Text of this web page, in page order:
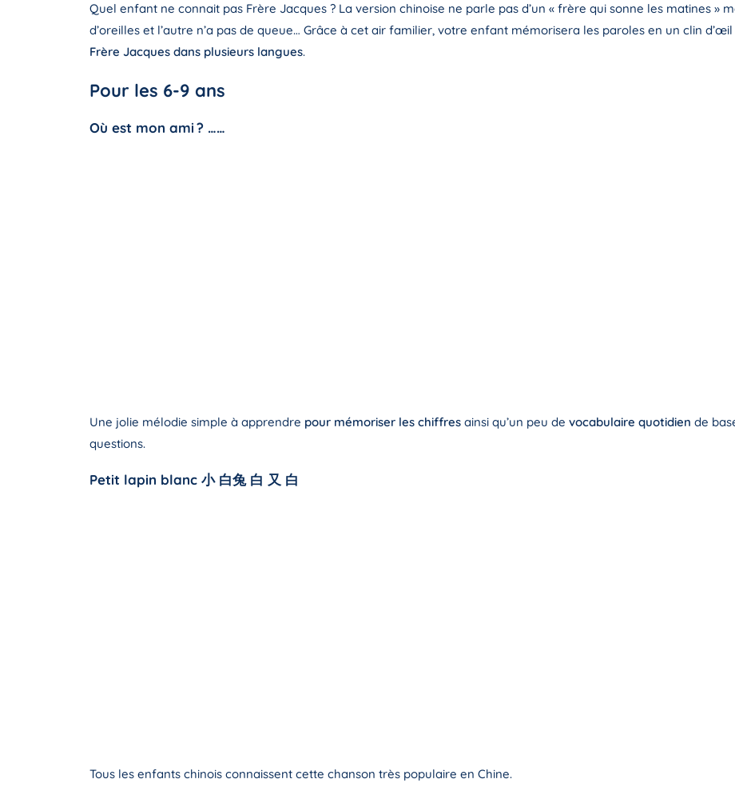
Quel enfant ne connait pas Frère Jacques ? La version chinoise ne parle pas d’un « frère qui sonne les matines »
d’oreilles et l’autre n’a pas de queue… Grâce à cet air familier, votre enfant mémorisera les paroles en un clin
Frère Jacques dans plusieurs langues.
Pour les 6-9 ans
Où est mon ami ? ……
Une jolie mélodie simple à apprendre pour mémoriser les chiffres ainsi qu’un peu de vocabulaire quotidien de
questions.
Petit lapin blanc 小 白兔 白 又 白
Tous les enfants chinois connaissent cette chanson très populaire en Chine.